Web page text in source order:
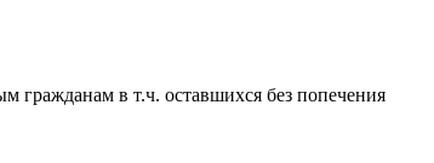
в т.ч. оставшихся без попечения